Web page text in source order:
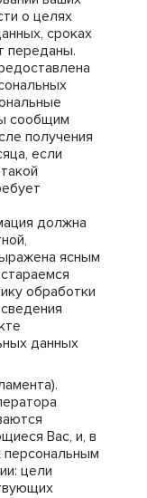
о целях
сроках
переданы.
сообщим
получения
если
должна
ясным
обработки
данных
Вас, и, в
персональным
цели